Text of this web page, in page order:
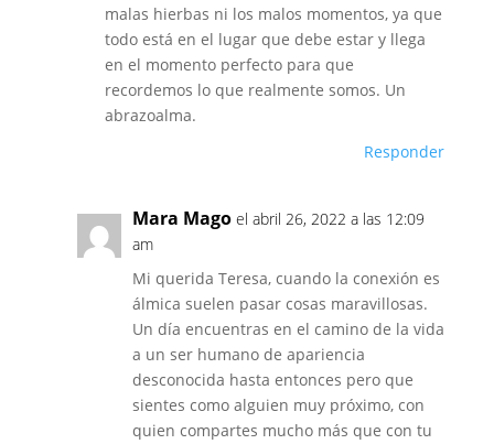
malas hierbas ni los malos momentos, ya que
todo está en el lugar que debe estar y llega
en el momento perfecto para que
recordemos lo que realmente somos. Un
abrazoalma.
Responder
Mara Mago el abril 26, 2022 a las 12:09
am
Mi querida Teresa, cuando la conexión es
álmica suelen pasar cosas maravillosas.
Un día encuentras en el camino de la vida
a un ser humano de apariencia
desconocida hasta entonces pero que
sientes como alguien muy próximo, con
quien compartes mucho más que con tu